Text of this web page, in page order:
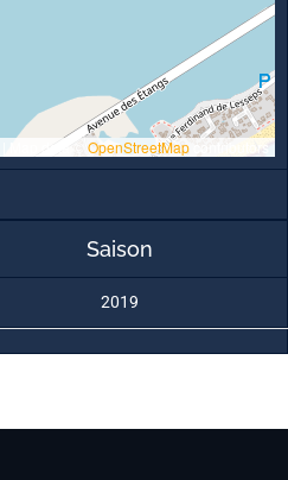
OpenStreetMap
Saison
2019